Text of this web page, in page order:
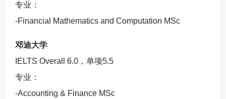
专业：
-Financial Mathematics and Computation MSc
邓迪大学
IELTS Overall 6.0，单项5.5
专业：
-Accounting & Finance MSc